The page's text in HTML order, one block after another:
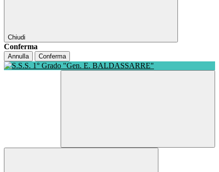
Chiudi
Conferma
Annulla Conferma